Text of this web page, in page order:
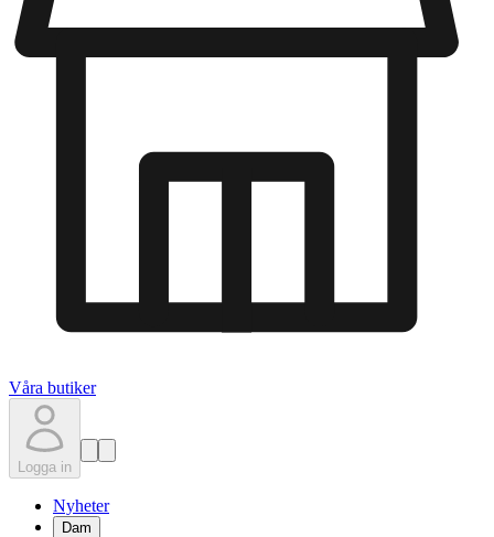
Våra butiker
Logga in
Nyheter
Dam